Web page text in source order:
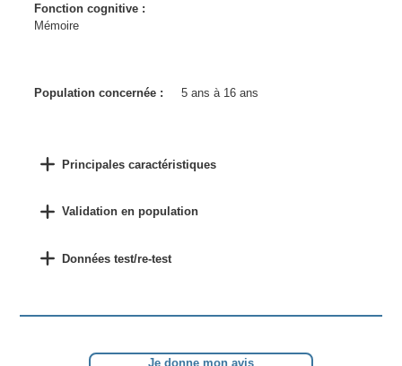
Fonction cognitive :
Mémoire
Population concernée : 5 ans à 16 ans
Principales caractéristiques
Validation en population
Données test/re-test
Je donne mon avis